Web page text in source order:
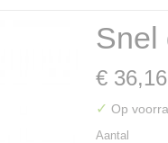
Snel
€ 36,16
✓ Op
Aantal